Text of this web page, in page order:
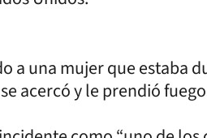
a una mujer que estaba
acercó y le prendió